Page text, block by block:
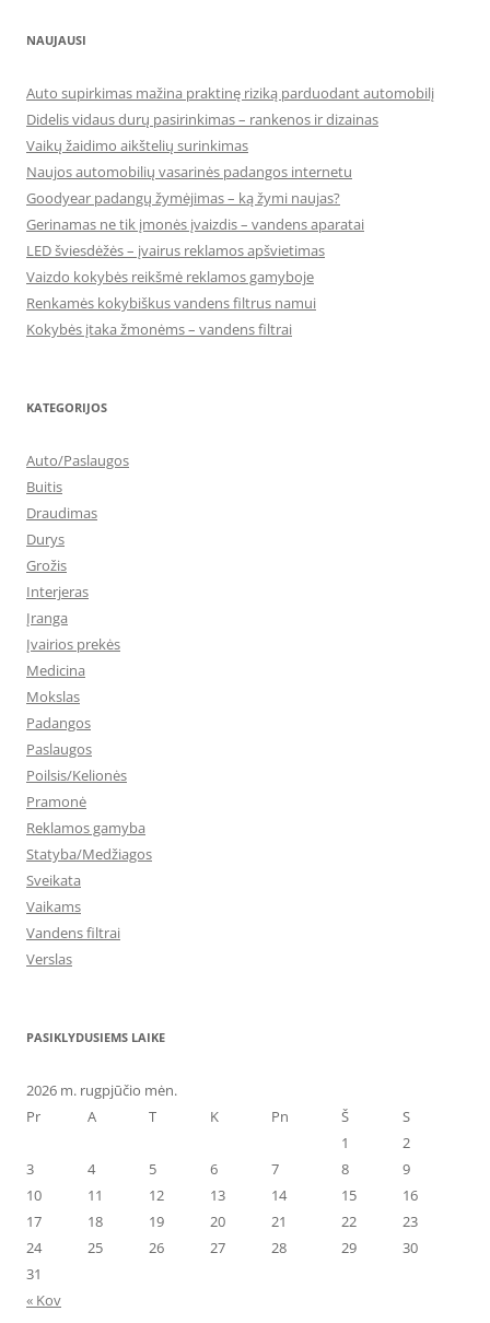
NAUJAUSI
Auto supirkimas mažina praktinę riziką parduodant automobilį
Didelis vidaus durų pasirinkimas – rankenos ir dizainas
Vaikų žaidimo aikštelių surinkimas
Naujos automobilių vasarinės padangos internetu
Goodyear padangų žymėjimas – ką žymi naujas?
Gerinamas ne tik įmonės įvaizdis – vandens aparatai
LED šviesdėžės – įvairus reklamos apšvietimas
Vaizdo kokybės reikšmė reklamos gamyboje
Renkamės kokybiškus vandens filtrus namui
Kokybės įtaka žmonėms – vandens filtrai
KATEGORIJOS
Auto/Paslaugos
Buitis
Draudimas
Durys
Grožis
Interjeras
Įranga
Įvairios prekės
Medicina
Mokslas
Padangos
Paslaugos
Poilsis/Kelionės
Pramonė
Reklamos gamyba
Statyba/Medžiagos
Sveikata
Vaikams
Vandens filtrai
Verslas
PASIKLYDUSIEMS LAIKE
2026 m. rugpjūčio mėn.
Pr
A T K Pn Š
S
1
2
3
4 5 6 7 8
9
10
11 12 13 14 15
16
17
18 19 20 21 22
23
24
25 26 27 28 29
30
31
« Kov